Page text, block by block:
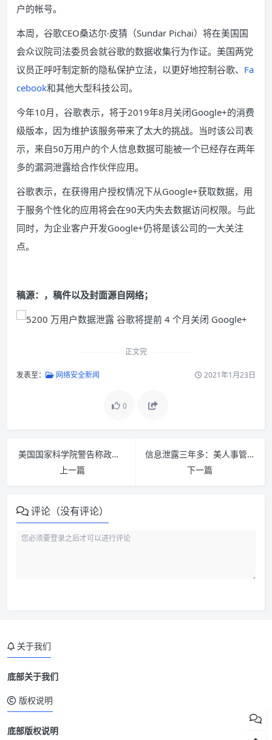
户的帐号。
本周，谷歌CEO桑达尔·皮猜（Sundar Pichai）将在美国国
会众议院司法委员会就谷歌的数据收集行为作证。美国两党
议员正呼吁制定新的隐私保护立法，以更好地控制谷歌、 Fa
cebook和其他大型科技公司。
今年10月，谷歌表示，将于2019年8月关闭Google+的消费
级版本，因为维护该服务带来了太大的挑战。当时该公司表
示，来自50万用户的个人信息数据可能被一个已经存在两年
多的漏洞泄露给合作伙伴应用。
谷歌表示，在获得用户授权情况下从Google+获取数据，用
于服务个性化的应用将会在90天内失去数据访问权限。与此
同时，为企业客户开发Google+仍将是该公司的一大关注
点。
稿源： ，稿件以及封面源自网络；
正文完
发表至： 网络安全新闻 2021年1月23日
0
美国国家科学院警告称政府需准备迎接量子攻击
上一篇
信息泄露三年多：美人事管理局仍有1/3安全措施未能整改到位
下一篇
评论（没有评论）
关于我们
底部关于我们
版权说明
底部版权说明